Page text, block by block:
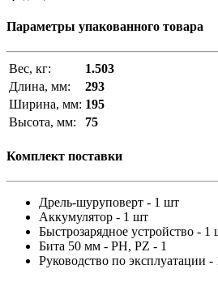
Параметры упакованного товара
Вес, кг:
1.503
Длина, мм:
293
Ширина, мм: 195
Высота, мм:
75
Комплект поставки
Дрель-шуруповерт - 1 шт
Аккумулятор - 1 шт
Быстрозарядное устройство - 1
Бита 50 мм - PH, PZ - 1
Руководство по эксплуатации